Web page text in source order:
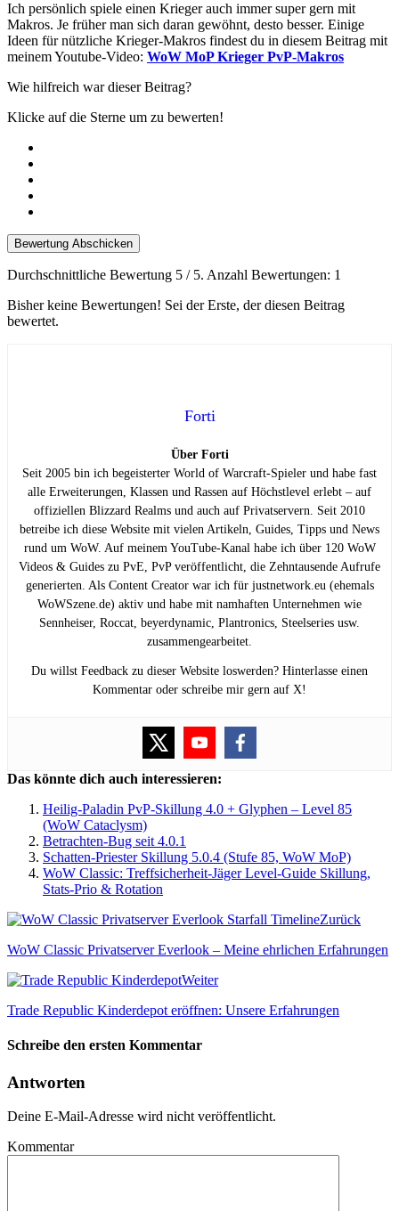
Ich persönlich spiele einen Krieger auch immer super gern mit
Makros. Je früher man sich daran gewöhnt, desto besser. Einige
Ideen für nützliche Krieger-Makros findest du in diesem Beitrag mit
meinem Youtube-Video: WoW MoP Krieger PvP-Makros
Wie hilfreich war dieser Beitrag?
Klicke auf die Sterne um zu bewerten!
Bewertung Abschicken
Durchschnittliche Bewertung 5 / 5. Anzahl Bewertungen: 1
Bisher keine Bewertungen! Sei der Erste, der diesen Beitrag
bewertet.
Forti
Über Forti
Seit 2005 bin ich begeisterter World of Warcraft-Spieler und habe fast
alle Erweiterungen, Klassen und Rassen auf Höchstlevel erlebt – auf
offiziellen Blizzard Realms und auch auf Privatservern. Seit 2010
betreibe ich diese Website mit vielen Artikeln, Guides, Tipps und News
rund um WoW. Auf meinem YouTube-Kanal habe ich über 120 WoW
Videos & Guides zu PvE, PvP veröffentlicht, die Zehntausende Aufrufe
generierten. Als Content Creator war ich für justnetwork.eu (ehemals
WoWSzene.de) aktiv und habe mit namhaften Unternehmen wie
Sennheiser, Roccat, beyerdynamic, Plantronics, Steelseries usw.
zusammengearbeitet.
Du willst Feedback zu dieser Website loswerden? Hinterlasse einen
Kommentar oder schreibe mir gern auf X!
Das könnte dich auch interessieren:
Heilig-Paladin PvP-Skillung 4.0 + Glyphen – Level 85
(WoW Cataclysm)
Betrachten-Bug seit 4.0.1
Schatten-Priester Skillung 5.0.4 (Stufe 85, WoW MoP)
WoW Classic: Treffsicherheit-Jäger Level-Guide Skillung,
Stats-Prio & Rotation
Zurück
WoW Classic Privatserver Everlook – Meine ehrlichen Erfahrungen
Weiter
Trade Republic Kinderdepot eröffnen: Unsere Erfahrungen
Schreibe den ersten Kommentar
Antworten
Deine E-Mail-Adresse wird nicht veröffentlicht.
Kommentar